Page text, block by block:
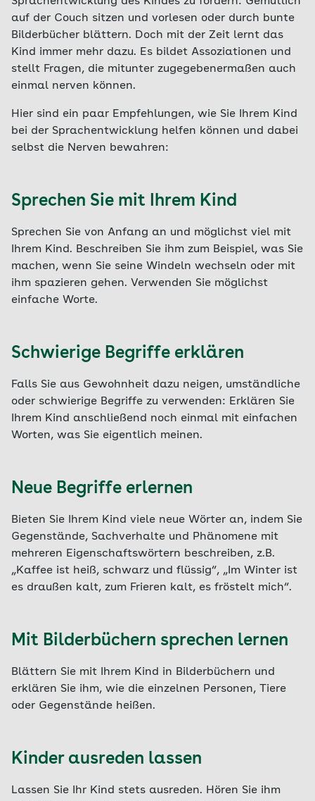
auf der Couch sitzen und vorlesen oder durch bunte
Bilderbücher blättern. Doch mit der Zeit lernt das
Kind immer mehr dazu. Es bildet Assoziationen und
stellt Fragen, die mitunter zugegebenermaßen auch
einmal nerven können.
Hier sind ein paar Empfehlungen, wie Sie Ihrem Kind
bei der Sprachentwicklung helfen können und dabei
selbst die Nerven bewahren:
Sprechen Sie mit Ihrem Kind
Sprechen Sie von Anfang an und möglichst viel mit
Ihrem Kind. Beschreiben Sie ihm zum Beispiel, was Sie
machen, wenn Sie seine Windeln wechseln oder mit
ihm spazieren gehen. Verwenden Sie möglichst
einfache Worte.
Schwierige Begriffe erklären
Falls Sie aus Gewohnheit dazu neigen, umständliche
oder schwierige Begriffe zu verwenden: Erklären Sie
Ihrem Kind anschließend noch einmal mit einfachen
Worten, was Sie eigentlich meinen.
Neue Begriffe erlernen
Bieten Sie Ihrem Kind viele neue Wörter an, indem Sie
Gegenstände, Sachverhalte und Phänomene mit
mehreren Eigenschaftswörtern beschreiben, z.B.
„Kaffee ist heiß, schwarz und flüssig“, „Im Winter ist
es draußen kalt, zum Frieren kalt, es fröstelt mich“.
Mit Bilderbüchern sprechen lernen
Blättern Sie mit Ihrem Kind in Bilderbüchern und
erklären Sie ihm, wie die einzelnen Personen, Tiere
oder Gegenstände heißen.
Kinder ausreden lassen
Lassen Sie Ihr Kind stets ausreden. Hören Sie ihm